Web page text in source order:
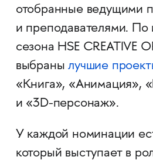
отобранные ведущими
и преподавателями. По
сезона HSE CREATIVE
выбранылучшие
«Книга», «Анимация»,
и «3D-персонаж».
У каждой номинации
который выступает в